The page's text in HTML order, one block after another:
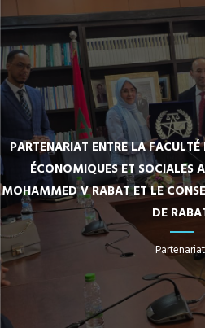
PARTENARIAT ENTRE LA FACULTÉ
ÉCONOMIQUES ET SOCIALES
MOHAMMED V RABAT ET LE
DE